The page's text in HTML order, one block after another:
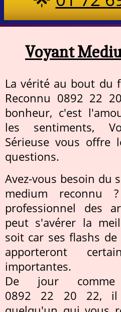
Voyant
La vérité au bout du
Reconnu 0892 22
bonheur, c'est
les sentiments,
Sérieuse vous offre
questions.
Avez-vous besoin du
medium reconnu
professionnel des
peut s'avérer la
soit car ses flashs
apporteront
importantes.
De jour
0892 22 20 22,